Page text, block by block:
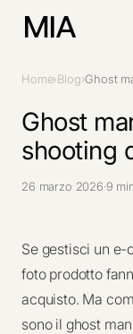
Home›Blog›Ghost
Ghost
shooting
26 marzo 2026·9
Se gestisci un e-
foto prodotto
acquisto. Ma
sono il ghost